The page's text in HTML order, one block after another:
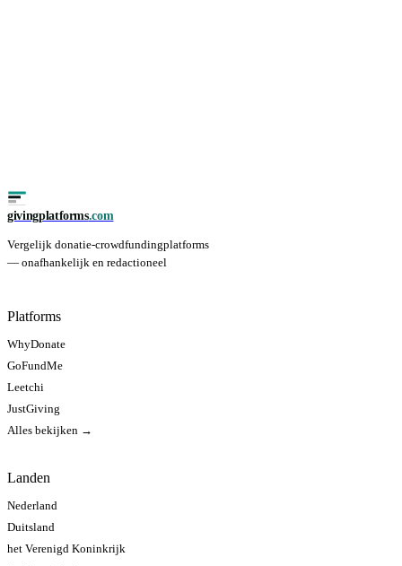
givingplatforms.com
Vergelijk donatie-crowdfundingplatforms
— onafhankelijk en redactioneel
Platforms
WhyDonate
GoFundMe
Leetchi
JustGiving
Alles bekijken →
Landen
Nederland
Duitsland
het Verenigd Koninkrijk